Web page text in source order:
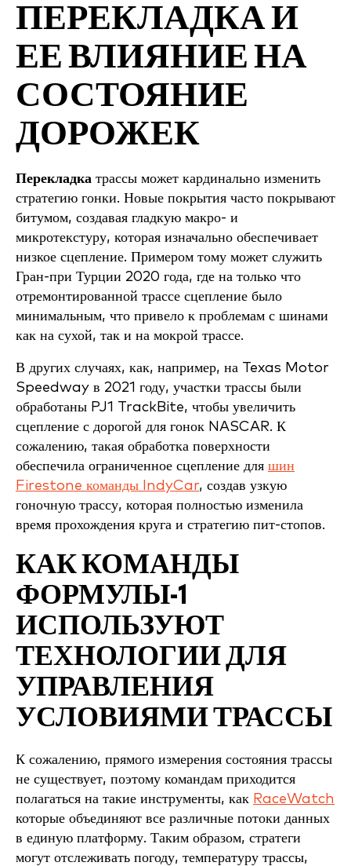
ПЕРЕКЛАДКА И
ЕЕ ВЛИЯНИЕ НА
СОСТОЯНИЕ
ДОРОЖЕК
Перекладка трассы может кардинально изменить
стратегию гонки. Новые покрытия часто покрывают
битумом, создавая гладкую макро- и
микротекстуру, которая изначально обеспечивает
низкое сцепление. Примером тому может служить
Гран-при Турции 2020 года, где на только что
отремонтированной трассе сцепление было
минимальным, что привело к проблемам с шинами
как на сухой, так и на мокрой трассе.
В других случаях, как, например, на Texas Motor
Speedway в 2021 году, участки трассы были
обработаны PJ1 TrackBite, чтобы увеличить
сцепление с дорогой для гонок NASCAR. К
сожалению, такая обработка поверхности
обеспечила ограниченное сцепление для шин
Firestone команды IndyCar, создав узкую
гоночную трассу, которая полностью изменила
время прохождения круга и стратегию пит-стопов.
КАК КОМАНДЫ
ФОРМУЛЫ-1
ИСПОЛЬЗУЮТ
ТЕХНОЛОГИИ ДЛЯ
УПРАВЛЕНИЯ
УСЛОВИЯМИ ТРАССЫ
К сожалению, прямого измерения состояния трассы
не существует, поэтому командам приходится
полагаться на такие инструменты, как RaceWatch
которые объединяют все различные потоки данных
в единую платформу. Таким образом, стратеги
могут отслеживать погоду, температуру трассы,